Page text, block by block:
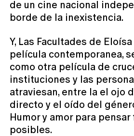
de un cine nacional
borde de la inexistencia.
Y, Las Facultades de
película contemporanea,
como otra película de
instituciones y las
atraviesan, entre la el ojo
directo y el oído del
Humor y amor para
posibles.